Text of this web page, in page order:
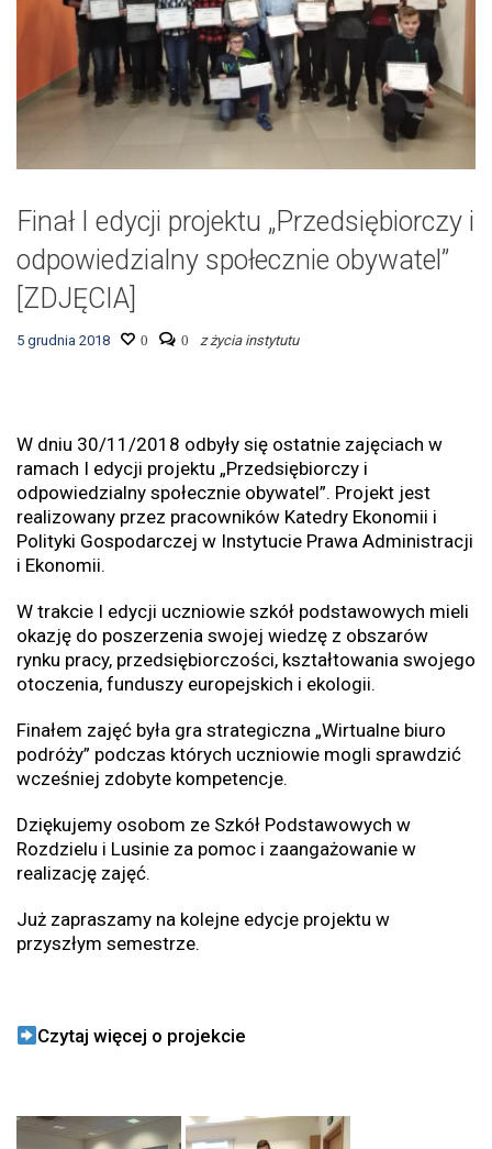
Finał I edycji projektu „Przedsiębiorczy i
odpowiedzialny społecznie obywatel”
[ZDJĘCIA]
5 grudnia 2018 0 0 z życia instytutu
W dniu 30/11/2018 odbyły się ostatnie zajęciach w
ramach I edycji projektu „Przedsiębiorczy i
odpowiedzialny społecznie obywatel”. Projekt jest
realizowany przez pracowników Katedry Ekonomii i
Polityki Gospodarczej w Instytucie Prawa Administracji
i Ekonomii.
W trakcie I edycji uczniowie szkół podstawowych mieli
okazję do poszerzenia swojej wiedzę z obszarów
rynku pracy, przedsiębiorczości, kształtowania swojego
otoczenia, funduszy europejskich i ekologii.
Finałem zajęć była gra strategiczna „Wirtualne biuro
podróży” podczas których uczniowie mogli sprawdzić
wcześniej zdobyte kompetencje.
Dziękujemy osobom ze Szkół Podstawowych w
Rozdzielu i Lusinie za pomoc i zaangażowanie w
realizację zajęć.
Już zapraszamy na kolejne edycje projektu w
przyszłym semestrze.
Czytaj więcej o projekcie